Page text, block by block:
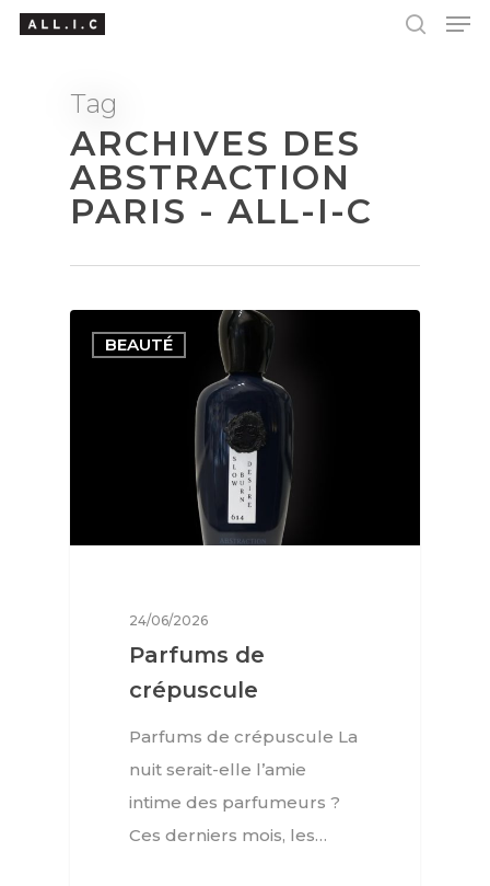
Hit enter to search or ESC to close
Tag
ARCHIVES DES
ABSTRACTION
PARIS - ALL-I-C
BEAUTÉ
24/06/2026
Parfums de
crépuscule
Parfums de crépuscule La
nuit serait-elle l’amie
intime des parfumeurs ?
Ces derniers mois, les…